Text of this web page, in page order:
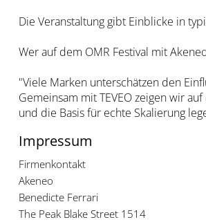
Die Veranstaltung gibt Einblicke in
Wer auf dem OMR Festival mit
"Viele Marken unterschätzen den
Gemeinsam mit TEVEO zeigen wir
und die Basis für echte Skalierung
Impressum
Firmenkontakt
Akeneo
Benedicte Ferrari
The Peak Blake Street 1514